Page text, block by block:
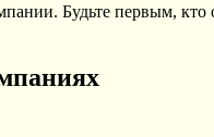
Будьте первым, кто